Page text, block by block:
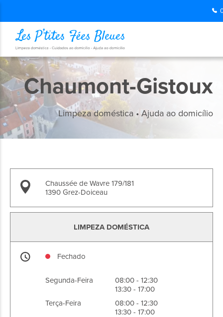
Chaumont-Gistoux
Limpeza doméstica • Ajuda ao domicílio
Chaussée de Wavre 179/181
1390 Grez-Doiceau
LIMPEZA DOMÉSTICA
Fechado
Segunda-Feira
08:00 - 12:30
13:30 - 17:00
Terça-Feira
08:00 - 12:30
13:30 - 17:00